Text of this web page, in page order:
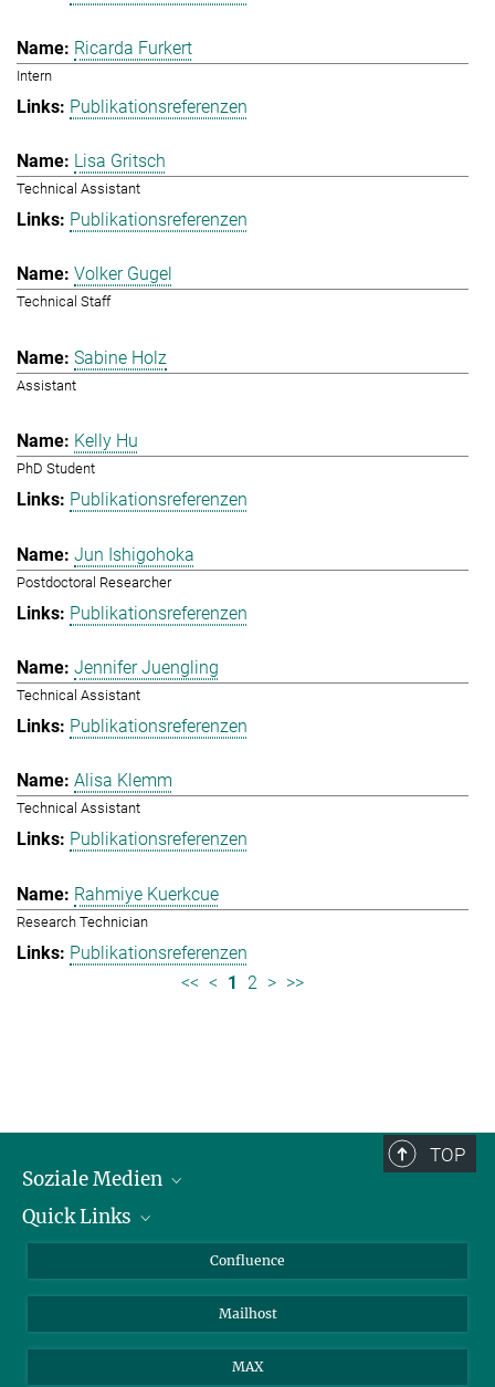
Ricarda Furkert
Intern
Publikationsreferenzen
Lisa Gritsch
Technical Assistant
Publikationsreferenzen
Volker Gugel
Technical Staff
Sabine Holz
Assistant
Kelly Hu
PhD Student
Publikationsreferenzen
Jun Ishigohoka
Postdoctoral Researcher
Publikationsreferenzen
Jennifer Juengling
Technical Assistant
Publikationsreferenzen
Alisa Klemm
Technical Assistant
Publikationsreferenzen
Rahmiye Kuerkcue
Research Technician
Publikationsreferenzen
<< < 1 2 > >>
TOP
Soziale Medien
LinkedIn
Quick Links
Über Tiere in der ForschungConfluence
Mailhost
MAX